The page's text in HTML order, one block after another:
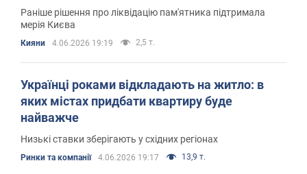
Раніше рішення про ліквідацію пам'ятника підтримала
мерія Києва
Кияни 4.06.2026 19:19 2,5 т.
Українці роками відкладають на житло: в
яких містах придбати квартиру буде
найважче
Низькі ставки зберігають у східних регіонах
Ринки та компанії 4.06.2026 19:17 13,9 т.